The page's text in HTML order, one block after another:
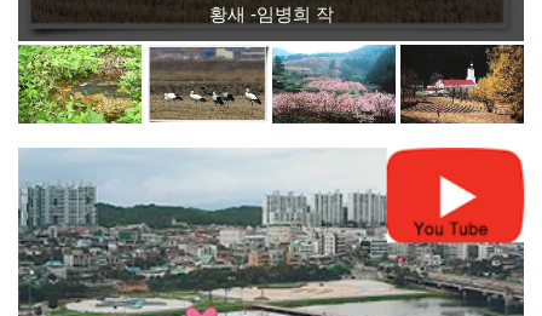
황새 -임병희 작